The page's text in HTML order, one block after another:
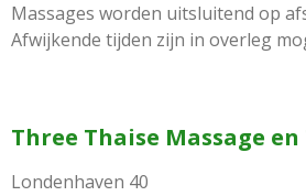
Massages worden uitsluitend op
Afwijkende tijden zijn in overleg
Three Thaise Massage
Londenhaven 40